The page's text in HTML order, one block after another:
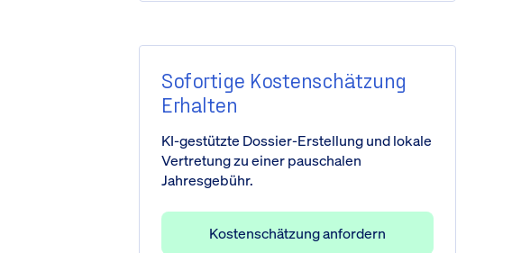
Sofortige Kostenschätzung
Erhalten
KI-gestützte Dossier-Erstellung und lokale
Vertretung zu einer pauschalen
Jahresgebühr.
Kostenschätzung anfordern